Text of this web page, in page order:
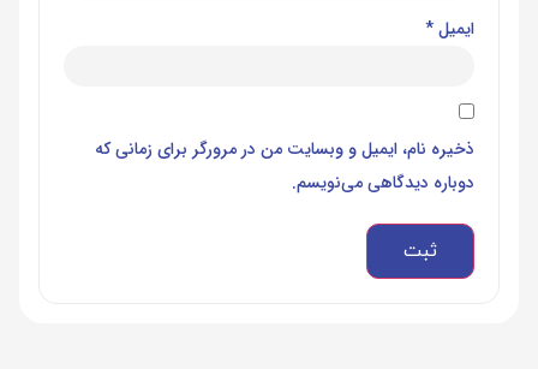
ایمیل*
ذخیره نام، ایمیل و وبسایت من در مرورگر برای زمانی که
دوباره دیدگاهی می‌نویسم.